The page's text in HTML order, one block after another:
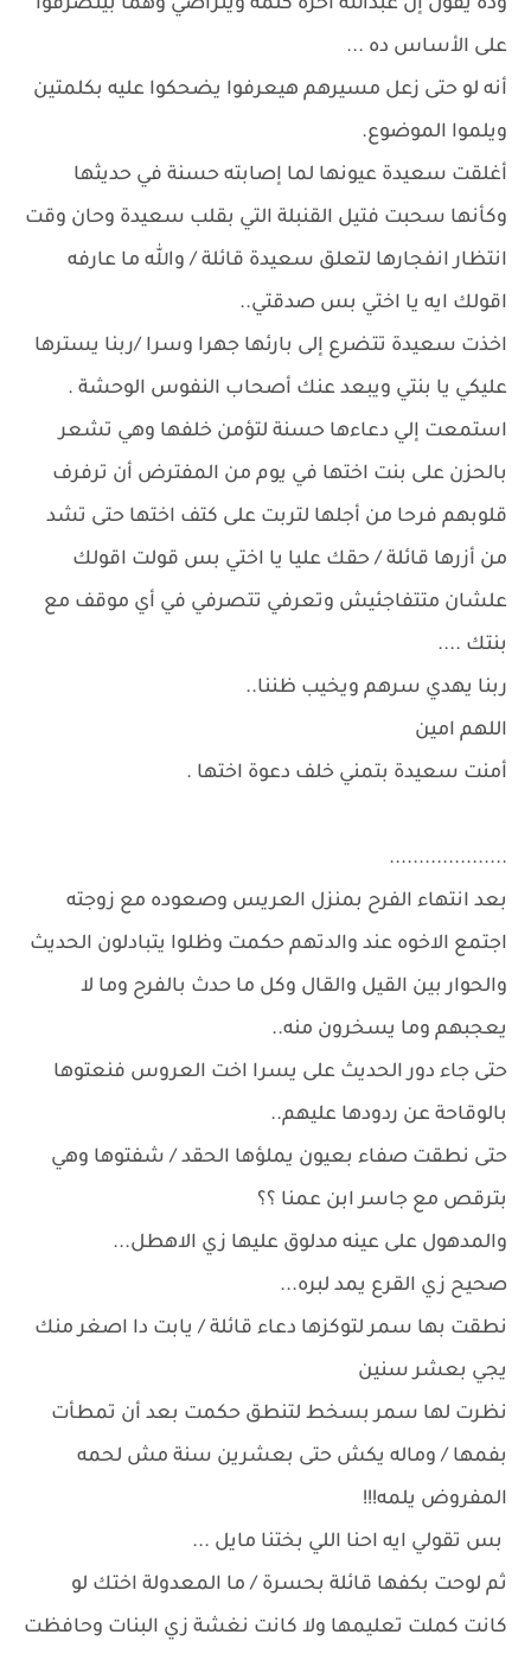
وده يقول إن عبدالله اخره كلمة ويتراضي وهما بيتصرفوا
على الأساس ده ...
أنه لو حتى زعل مسيرهم هيعرفوا يضحكوا عليه بكلمتين
ويلموا الموضوع.
أغلقت سعيدة عيونها لما إصابته حسنة في حديثها
وكأنها سحبت فتيل القنبلة التي بقلب سعيدة وحان وقت
انتظار انفجارها لتعلق سعيدة قائلة / والله ما عارفه
اقولك ايه يا اختي بس صدقتي..
اخذت سعيدة تتضرع إلى بارئها جهرا وسرا /ربنا يسترها
عليكي يا بنتي ويبعد عنك أصحاب النفوس الوحشة .
استمعت إلي دعاءها حسنة لتؤمن خلفها وهي تشعر
بالحزن على بنت اختها في يوم من المفترض أن ترفرف
قلوبهم فرحا من أجلها لتربت على كتف اختها حتى تشد
من أزرها قائلة / حقك عليا يا اختي بس قولت اقولك
علشان متتفاجئيش وتعرفي تتصرفي في أي موقف مع
بنتك ....
ربنا يهدي سرهم ويخيب ظننا..
اللهم امين
أمنت سعيدة بتمني خلف دعوة اختها .
....................
بعد انتهاء الفرح بمنزل العريس وصعوده مع زوجته
اجتمع الاخوه عند والدتهم حكمت وظلوا يتبادلون الحديث
والحوار بين القيل والقال وكل ما حدث بالفرح وما لا
يعجبهم وما يسخرون منه..
حتى جاء دور الحديث على يسرا اخت العروس فنعتوها
بالوقاحة عن ردودها عليهم..
حتى نطقت صفاء بعيون يملؤها الحقد / شفتوها وهي
بترقص مع جاسر ابن عمنا ؟؟
والمدهول على عينه مدلوق عليها زي الاهطل...
صحيح زي القرع يمد لبره...
نطقت بها سمر لتوكزها دعاء قائلة / يابت دا اصغر منك
يجي بعشر سنين
نظرت لها سمر بسخط لتنطق حكمت بعد أن تمطأت
بفمها / وماله يكش حتى بعشرين سنة مش لحمه
المفروض يلمه!!!
بس تقولي ايه احنا اللي بختنا مايل ...
ثم لوحت بكفها قائلة بحسرة / ما المعدولة اختك لو
كانت كملت تعليمها ولا كانت نغشة زي البنات وحافظت